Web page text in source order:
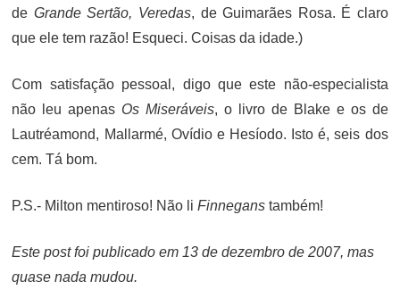
de Grande Sertão, Veredas, de Guimarães Rosa. É claro
que ele tem razão! Esqueci. Coisas da idade.)
Com satisfação pessoal, digo que este não-especialista
não leu apenas Os Miseráveis, o livro de Blake e os de
Lautréamond, Mallarmé, Ovídio e Hesíodo. Isto é, seis dos
cem. Tá bom.
P.S.- Milton mentiroso! Não liFinnegans também!
Este post foi publicado em 13 de dezembro de 2007, mas
quase nada mudou.